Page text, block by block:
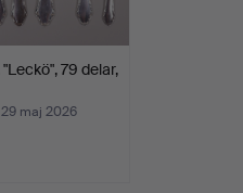
"Leckö", 79 delar,
maj 2026